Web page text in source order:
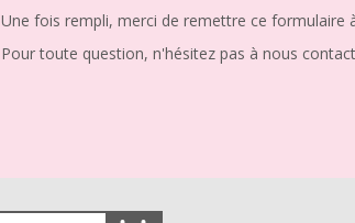
Une fois rempli, merci de remettre ce formulaire
Pour toute question, n'hésitez pas à nous